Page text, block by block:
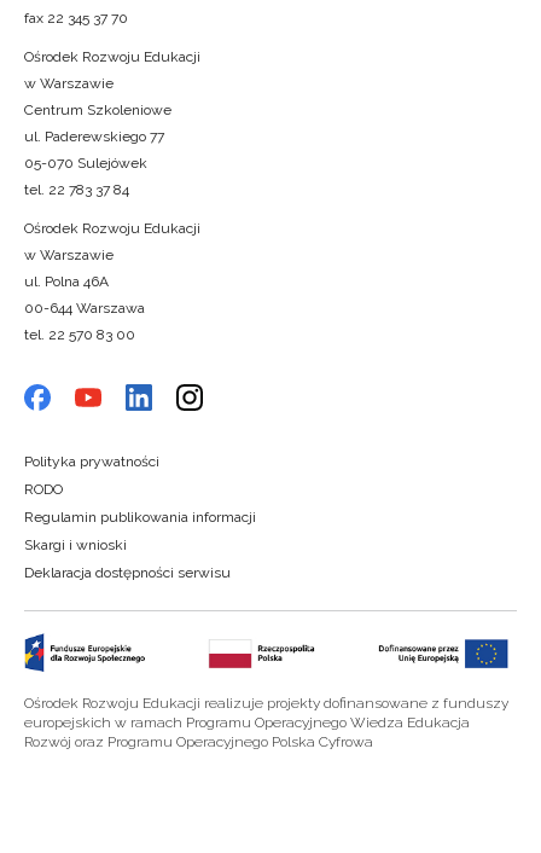
fax 22 345 37 70
Ośrodek Rozwoju Edukacji
w Warszawie
Centrum Szkoleniowe
ul. Paderewskiego 77
05-070 Sulejówek
tel. 22 783 37 84
Ośrodek Rozwoju Edukacji
w Warszawie
ul. Polna 46A
00-644 Warszawa
tel. 22 570 83 00
Polityka prywatności
RODO
Regulamin publikowania informacji
Skargi i wnioski
Deklaracja dostępności serwisu
Ośrodek Rozwoju Edukacji realizuje projekty dofinansowane z funduszy
europejskich w ramach Programu Operacyjnego Wiedza Edukacja
Rozwój oraz Programu Operacyjnego Polska Cyfrowa